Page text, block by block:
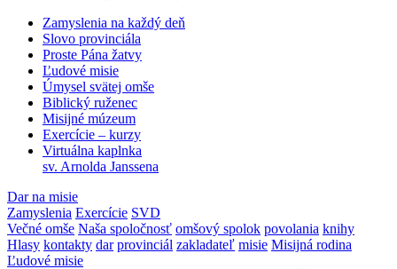
Zamyslenia na každý deň
Slovo provinciála
Proste Pána žatvy
Ľudové misie
Úmysel svätej omše
Biblický ruženec
Misijné múzeum
Exercície – kurzy
Virtuálna kaplnka
sv. Arnolda Janssena
Dar na misie
Zamyslenia Exercície SVD
Večné omše Naša spoločnosť omšový spolok povolania knihy
Hlasy kontakty dar provinciál zakladateľ misie Misijná rodina
Ľudové misie